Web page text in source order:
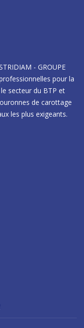
- GROUPE
pour la
secteur du BTP et
de carottage
les plus exigeants.